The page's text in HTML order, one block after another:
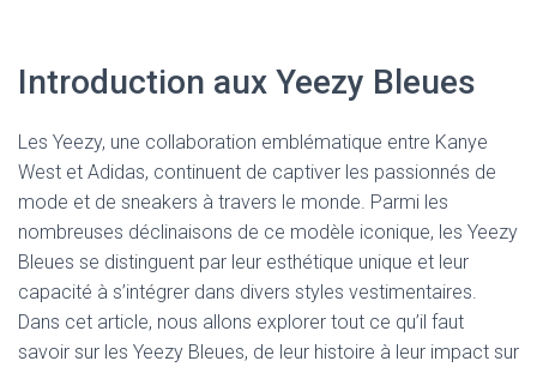
Introduction aux Yeezy Bleues
Les Yeezy, une collaboration emblématique entre Kanye
West et Adidas, continuent de captiver les passionnés de
mode et de sneakers à travers le monde. Parmi les
nombreuses déclinaisons de ce modèle iconique, les Yeezy
Bleues se distinguent par leur esthétique unique et leur
capacité à s’intégrer dans divers styles vestimentaires.
Dans cet article, nous allons explorer tout ce qu’il faut
savoir sur les Yeezy Bleues, de leur histoire à leur impact sur